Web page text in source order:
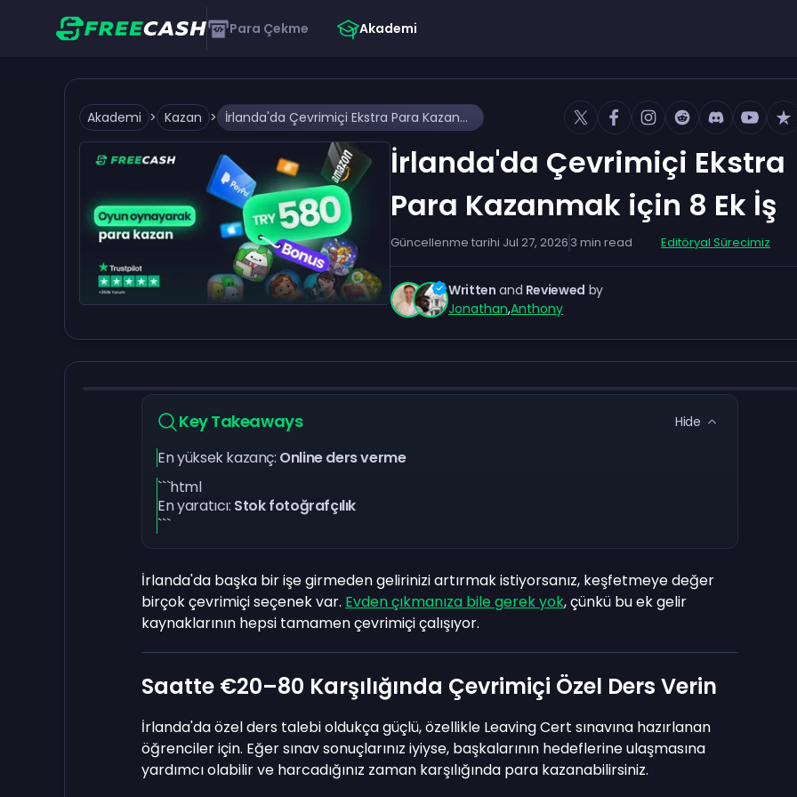
Para Çekme Akademi
Akademi > Kazan > İrlanda'da Çevrimiçi Ekstra Para Kazanmak için 8 Ek İş
İrlanda'da Çevrimiçi Ekstra
Para Kazanmak için 8 Ek İş
Güncellenme tarihi Jul 27, 2026 3 min read Editöryal Sürecimiz
Written and Reviewed by
Jonathan,Anthony
Key Takeaways Hide
En yüksek kazanç: Online ders verme
```html
En yaratıcı: Stok fotoğrafçılık
```
İrlanda'da başka bir işe girmeden gelirinizi artırmak istiyorsanız, keşfetmeye değer
birçok çevrimiçi seçenek var. Evden çıkmanıza bile gerek yok, çünkü bu ek gelir
kaynaklarının hepsi tamamen çevrimiçi çalışıyor.
Saatte €20–80 Karşılığında Çevrimiçi Özel Ders Verin
İrlanda'da özel ders talebi oldukça güçlü, özellikle Leaving Cert sınavına hazırlanan
öğrenciler için. Eğer sınav sonuçlarınız iyiyse, başkalarının hedeflerine ulaşmasına
yardımcı olabilir ve harcadığınız zaman karşılığında para kazanabilirsiniz.